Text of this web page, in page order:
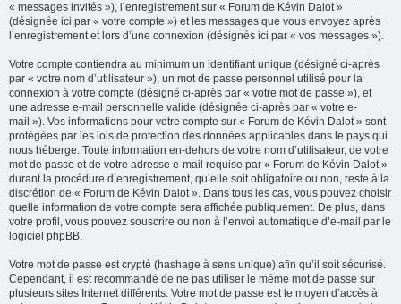
« messages invités »), l’enregistrement sur « Forum de Kévin Dalot »
(désignée ici par « votre compte ») et les messages que vous envoyez après
l’enregistrement et lors d’une connexion (désignés ici par « vos messages »).
Votre compte contiendra au minimum un identifiant unique (désigné ci-après
par « votre nom d’utilisateur »), un mot de passe personnel utilisé pour la
connexion à votre compte (désigné ci-après par « votre mot de passe »), et
une adresse e-mail personnelle valide (désignée ci-après par « votre e-
mail »). Vos informations pour votre compte sur « Forum de Kévin Dalot » sont
protégées par les lois de protection des données applicables dans le pays qui
nous héberge. Toute information en-dehors de votre nom d’utilisateur, de votre
mot de passe et de votre adresse e-mail requise par « Forum de Kévin Dalot »
durant la procédure d’enregistrement, qu’elle soit obligatoire ou non, reste à la
discrétion de « Forum de Kévin Dalot ». Dans tous les cas, vous pouvez choisir
quelle information de votre compte sera affichée publiquement. De plus, dans
votre profil, vous pouvez souscrire ou non à l’envoi automatique d’e-mail par le
logiciel phpBB.
Votre mot de passe est crypté (hashage à sens unique) afin qu’il soit sécurisé.
Cependant, il est recommandé de ne pas utiliser le même mot de passe sur
plusieurs sites Internet différents. Votre mot de passe est le moyen d’accès à